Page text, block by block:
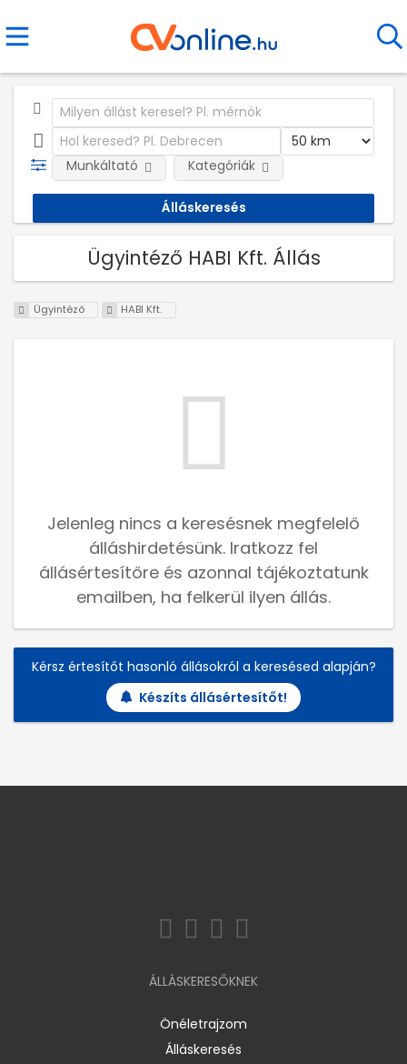
Munkáltató Kategóriák
Ügyintéző HABI Kft. Állás
Ügyintéző HABI Kft.
Jelenleg nincs a keresésnek megfelelő
álláshirdetésünk. Iratkozz fel
állásértesítőre és azonnal tájékoztatunk
emailben, ha felkerül ilyen állás.
Kérsz értesítőt hasonló állásokról a keresésed alapján?
Készíts állásértesítőt!
ÁLLÁSKERESŐKNEK
Önéletrajzom
Álláskeresés